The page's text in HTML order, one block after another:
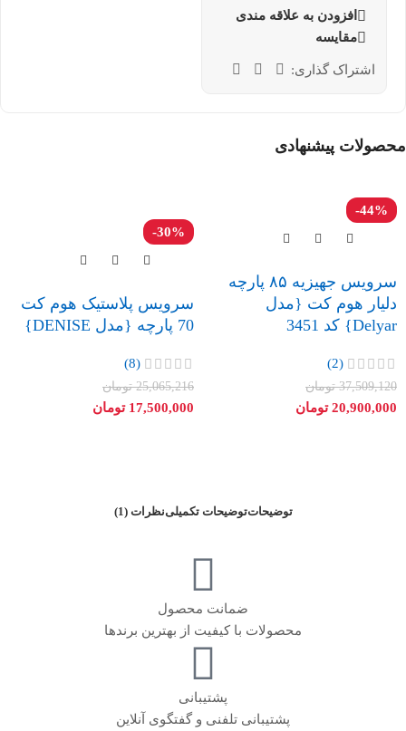
افزودن به علاقه مندی
مقایسه
اشتراک گذاری:
محصولات پیشنهادی
-44%
سرویس جهیزیه ۸۵ پارچه
دلیار هوم کت {مدل
Delyar} کد 3451
(2)
37,509,120 تومان
20,900,000 تومان
-30%
سرویس پلاستیک هوم کت
70 پارچه {مدل DENISE}
(8)
25,065,216 تومان
17,500,000 تومان
توضیحاتتوضیحات تکمیلینظرات (1)
ضمانت محصول
محصولات با کیفیت از بهترین برندها
پشتیبانی
پشتیبانی تلفنی و گفتگوی آنلاین